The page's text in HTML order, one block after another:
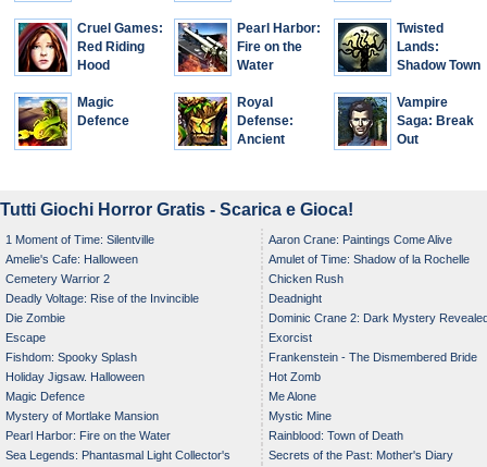
Edition
Cruel Games:
Red Riding
Hood
Pearl Harbor:
Fire on the
Water
Twisted
Lands:
Shadow Town
Magic
Defence
Royal
Defense:
Ancient
Vampire
Saga: Break
Out
Tutti Giochi Horror Gratis - Scarica e Gioca!
1 Moment of Time: Silentville
Aaron Crane: Paintings Come Alive
Amelie's Cafe: Halloween
Amulet of Time: Shadow of la Rochelle
Cemetery Warrior 2
Chicken Rush
Deadly Voltage: Rise of the Invincible
Deadnight
Die Zombie
Dominic Crane 2: Dark Mystery
Escape
Exorcist
Fishdom: Spooky Splash
Frankenstein - The Dismembered Bride
Holiday Jigsaw. Halloween
Hot Zomb
Magic Defence
Me Alone
Mystery of Mortlake Mansion
Mystic Mine
Pearl Harbor: Fire on the Water
Rainblood: Town of Death
Sea Legends: Phantasmal Light Collector's
Secrets of the Past: Mother's Diary